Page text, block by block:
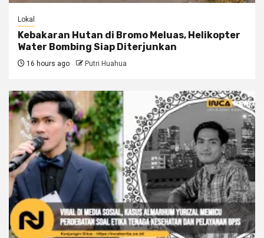
Lokal
Kebakaran Hutan di Bromo Meluas, Helikopter
Water Bombing Siap Diterjunkan
16 hours ago Putri Huahua